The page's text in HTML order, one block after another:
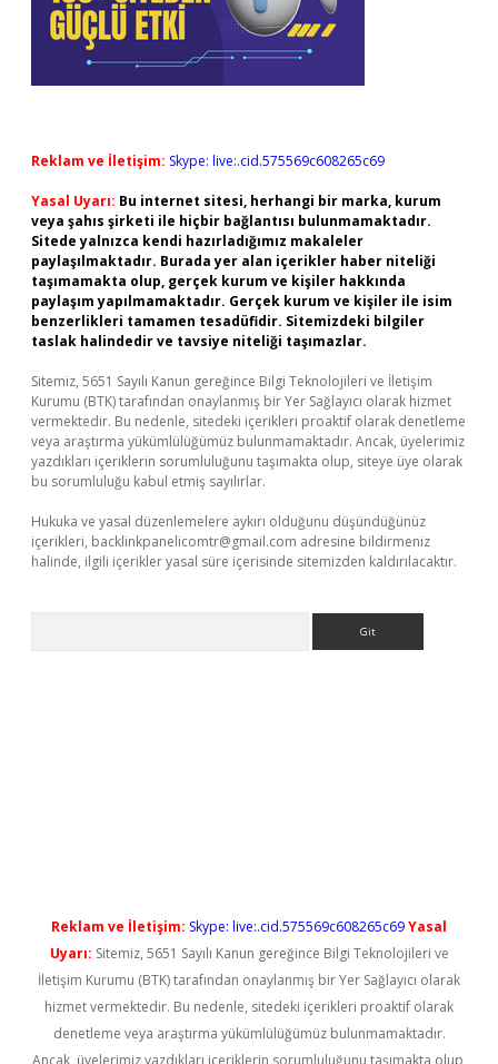
Reklam ve İletişim: Skype: live:.cid.575569c608265c69
Yasal Uyarı: Bu internet sitesi, herhangi bir marka, kurum
veya şahıs şirketi ile hiçbir bağlantısı bulunmamaktadır.
Sitede yalnızca kendi hazırladığımız makaleler
paylaşılmaktadır. Burada yer alan içerikler haber niteliği
taşımamakta olup, gerçek kurum ve kişiler hakkında
paylaşım yapılmamaktadır. Gerçek kurum ve kişiler ile isim
benzerlikleri tamamen tesadüfidir. Sitemizdeki bilgiler
taslak halindedir ve tavsiye niteliği taşımazlar.
Sitemiz, 5651 Sayılı Kanun gereğince Bilgi Teknolojileri ve İletişim
Kurumu (BTK) tarafından onaylanmış bir Yer Sağlayıcı olarak hizmet
vermektedir. Bu nedenle, sitedeki içerikleri proaktif olarak denetleme
veya araştırma yükümlülüğümüz bulunmamaktadır. Ancak, üyelerimiz
yazdıkları içeriklerin sorumluluğunu taşımakta olup, siteye üye olarak
bu sorumluluğu kabul etmiş sayılırlar.
Hukuka ve yasal düzenlemelere aykırı olduğunu düşündüğünüz
içerikleri, backlinkpanelicomtr@gmail.com adresine bildirmeniz
halinde, ilgili içerikler yasal süre içerisinde sitemizden kaldırılacaktır.
Reklam ve İletişim: Skype: live:.cid.575569c608265c69Yasal
Uyarı: Sitemiz, 5651 Sayılı Kanun gereğince Bilgi Teknolojileri ve
İletişim Kurumu (BTK) tarafından onaylanmış bir Yer Sağlayıcı olarak
hizmet vermektedir. Bu nedenle, sitedeki içerikleri proaktif olarak
denetleme veya araştırma yükümlülüğümüz bulunmamaktadır.
Ancak, üyelerimiz yazdıkları içeriklerin sorumluluğunu taşımakta olup,